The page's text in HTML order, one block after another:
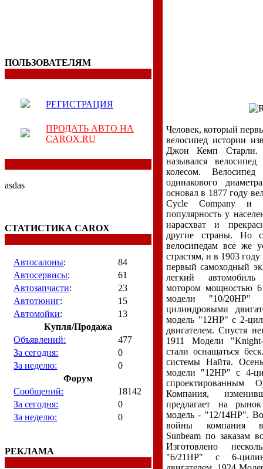
ПОЛЬЗОВАТЕЛЯМ
РЕГИСТРАЦИЯ
ПРОДАТЬ АВТО НА
CAROX.RU
asdas
СТАТИСТИКА CAROX
Автосалоны:
84
Автосервисы:
61
Автозапчасти:
23
Автотюниг:
15
Автомойки:
13
Купля/Продажа
Объявлений:
477
За сегодня:
0
За неделю:
0
Форум
Сообщений:
18142
За сегодня:
0
За неделю:
0
РЕКЛАМА
Человек, который
велосипед истории
Джон Кемп
назывался
колесом.
одинакового
основал в 1877 году
Cycle Company и
популярность у
нарасхват и
другие страны. Но
велосипедам все же
страстям, и в 1903
первый самоходный
легкий
мотором мощностью
модели "10/
цилиндровыми
модель "12НР" с 2-
двигателем. Спустя
1911 Модели
стали оснащаться
системы Найта.
модели "12HP" с 4-
спроектированным
Компания,
предлагает на
модель - "12/14НР".
войны компания
Sunbeam по заказам
Изготовлено
"6/21НР" с 6-